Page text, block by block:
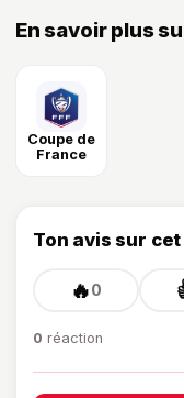
En savoir plus
Coupe de
France
Ton avis sur
🔥0
0 réaction